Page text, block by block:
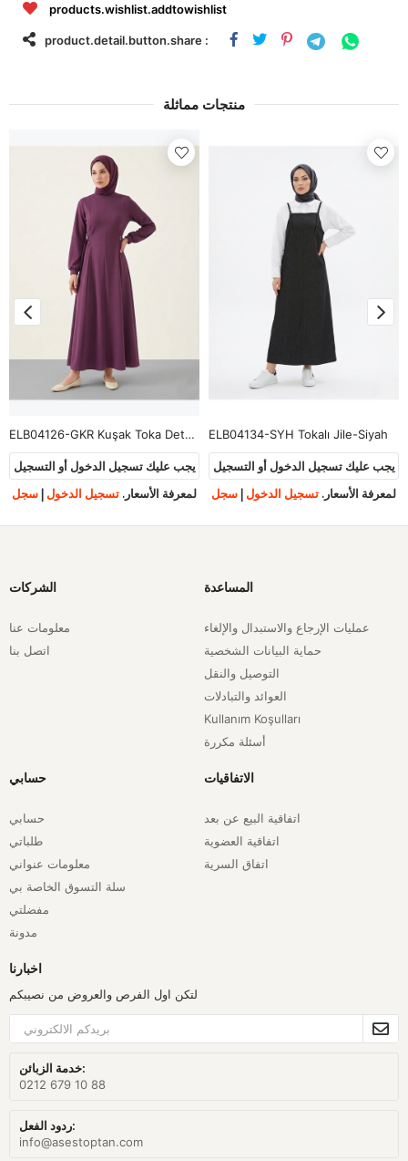
products.wishlist.addtowishlist
product.detail.button.share :
منتجات مماثلة
ELB04126-GKR Kuşak Toka Detay Elbise-Gül Kurusu
يجب عليك تسجيل الدخول أو التسجيل
لمعرفة الأسعار. تسجيل الدخول | سجل
ELB04134-SYH Tokalı Jile-Siyah
يجب عليك تسجيل الدخول أو التسجيل
لمعرفة الأسعار. تسجيل الدخول | سجل
الشركات
معلومات عنا
اتصل بنا
المساعدة
عمليات الإرجاع والاستبدال والإلغاء
حماية البيانات الشخصية
التوصيل والنقل
العوائد والتبادلات
Kullanım Koşulları
أسئلة مكررة
حسابي
حسابي
طلباتي
معلومات عنواني
سلة التسوق الخاصة بي
مفضلتي
مدونة
الاتفاقيات
اتفاقية البيع عن بعد
اتفاقية العضوية
اتفاق السرية
اخبارنا
لتكن اول الفرص والعروض من نصيبكم
خدمة الزبائن:
0212 679 10 88
ردود الفعل:
info@asestoptan.com